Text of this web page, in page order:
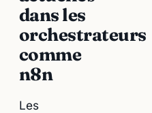
dans les
orchestrateurs
comme
n8n
Les